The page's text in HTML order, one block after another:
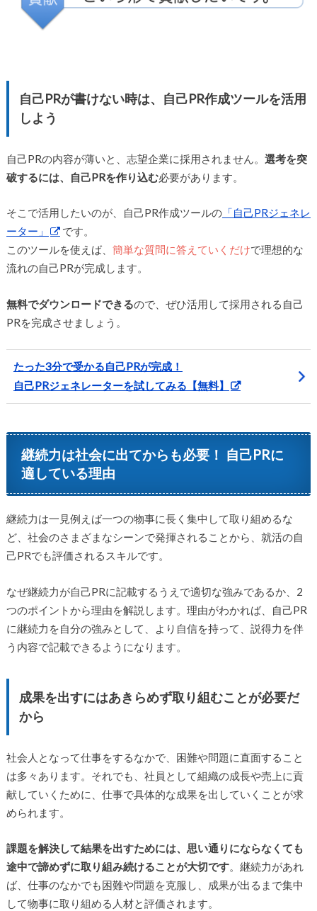
自己PRが書けない時は、自己PR作成ツールを活用
しよう
自己PRの内容が薄いと、志望企業に採用されません。 選考を突
破するには、自己PRを作り込む必要があります。
そこで活用したいのが、自己PR作成ツールの「自己PRジェネレ
ーター」
です。
このツールを使えば、 簡単な質問に答えていくだけで理想的な
流れの自己PRが完成します。
無料でダウンロードできるので、ぜひ活用して採用される自己
PRを完成させましょう。
たった3分で受かる自己PRが完成！
自己PRジェネレーターを試してみる【無料】
継続力は社会に出てからも必要！ 自己PRに
適している理由
継続力は一見例えば一つの物事に長く集中して取り組めるな
ど、社会のさまざまなシーンで発揮されることから、就活の自
己PRでも評価されるスキルです。
なぜ継続力が自己PRに記載するうえで適切な強みであるか、2
つのポイントから理由を解説します。理由がわかれば、自己PR
に継続力を自分の強みとして、より自信を持って、説得力を伴
う内容で記載できるようになります。
成果を出すにはあきらめず取り組むことが必要だ
から
社会人となって仕事をするなかで、困難や問題に直面すること
は多々あります。それでも、社員として組織の成長や売上に貢
献していくために、仕事で具体的な成果を出していくことが求
められます。
課題を解決して結果を出すためには、思い通りにならなくても
途中で諦めずに取り組み続けることが大切です。継続力があれ
ば、仕事のなかでも困難や問題を克服し、成果が出るまで集中
して物事に取り組める人材と評価されます。